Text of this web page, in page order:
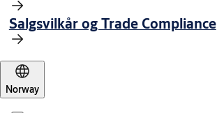
Salgsvilkår og Trade Compliance
Norway